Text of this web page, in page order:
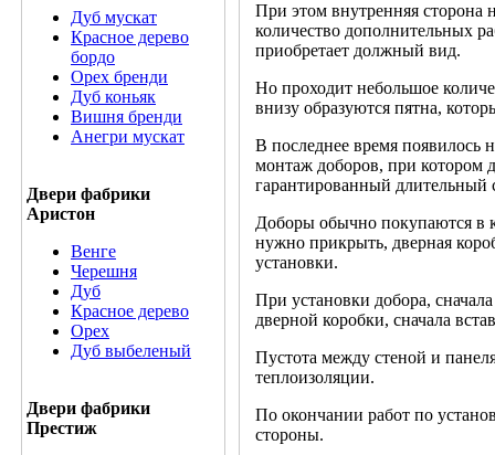
Дуб мускат
Красное дерево
бордо
Орех бренди
Дуб коньяк
Вишня бренди
Анегри мускат
Двери фабрики
Аристон
Венге
Черешня
Дуб
Красное дерево
Орех
Дуб выбеленый
Двери фабрики
Престиж
При этом внутренняя сторона
количество дополнительных
приобретает должный вид.
Но проходит небольшое
внизу образуются пятна,
В последнее время появилось
монтаж доборов, при котором
гарантированный длительный
Доборы обычно покупаются в
нужно прикрыть, дверная
установки.
При установки добора,
дверной коробки, сначала
Пустота между стеной и
теплоизоляции.
По окончании работ по
стороны.